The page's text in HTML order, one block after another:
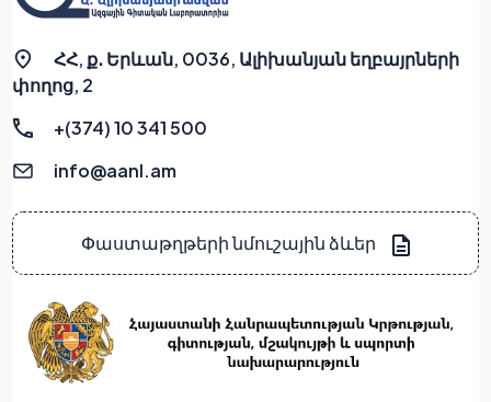
ՀՀ, ք․ Երևան, 0036, Ալիխանյան եղբայրների
փողոց, 2
+(374) 10 341 500
info@aanl.am
Փաստաթղթերի նմուշային ձևեր